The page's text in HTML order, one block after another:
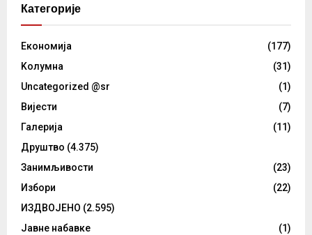
Категорије
Eкономија
(177)
Kолумнa
(31)
Uncategorized @sr
(1)
Вијести
(7)
Галерија
(11)
Друштво (4.375)
Занимљивости
(23)
Избори
(22)
ИЗДВОЈЕНО (2.595)
Јавне набавке
(1)